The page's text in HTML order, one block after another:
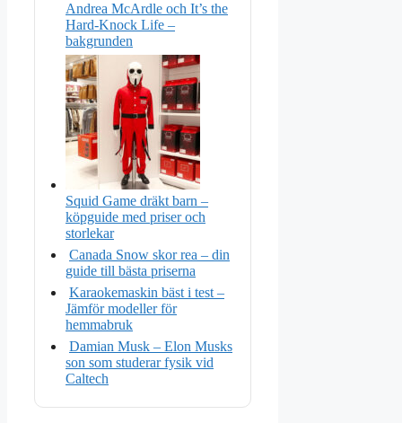
Andrea McArdle och It’s the
Hard-Knock Life –
bakgrunden
Squid Game dräkt barn –
köpguide med priser och
storlekar
Canada Snow skor rea – din
guide till bästa priserna
Karaokemaskin bäst i test –
Jämför modeller för
hemmabruk
Damian Musk – Elon Musks
son som studerar fysik vid
Caltech